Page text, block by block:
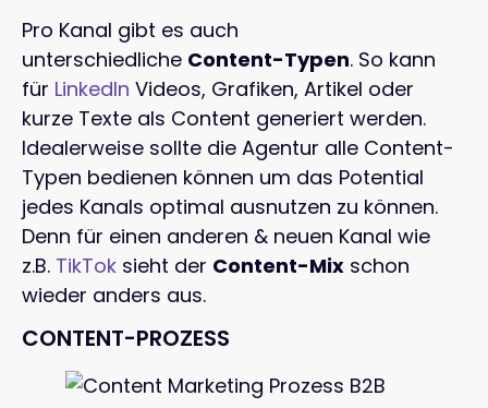
Pro Kanal gibt es auch
unterschiedliche Content-Typen. So kann
für LinkedIn Videos, Grafiken, Artikel oder
kurze Texte als Content generiert werden.
Idealerweise sollte die Agentur alle Content-
Typen bedienen können um das Potential
jedes Kanals optimal ausnutzen zu können.
Denn für einen anderen & neuen Kanal wie
z.B. TikTok sieht der Content-Mix schon
wieder anders aus.
CONTENT-PROZESS